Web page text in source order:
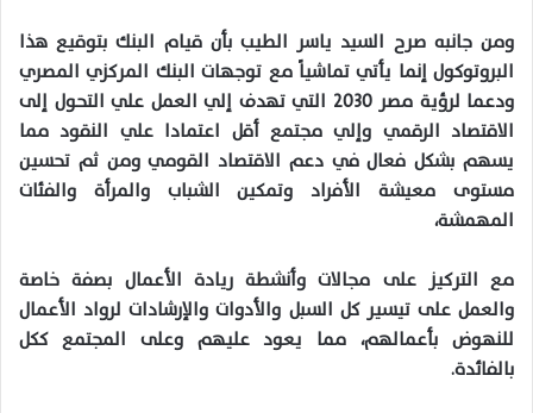
ومن جانبه صرح السيد ياسر الطيب بأن قيام البنك بتوقيع هذا
البروتوكول إنما يأتي تماشياً مع توجهات البنك المركزي المصري
ودعما لرؤية مصر 2030 التي تهدف إلي العمل علي التحول إلى
الاقتصاد الرقمي وإلي مجتمع أقل اعتمادا علي النقود مما
يسهم بشكل فعال في دعم الاقتصاد القومي ومن ثم تحسين
مستوى معيشة الأفراد وتمكين الشباب والمرأة والفئات
المهمشة،
مع التركيز على مجالات وأنشطة ريادة الأعمال بصفة خاصة
والعمل على تيسير كل السبل والأدوات والإرشادات لرواد الأعمال
للنهوض بأعمالهم، مما يعود عليهم وعلى المجتمع ككل
بالفائدة.